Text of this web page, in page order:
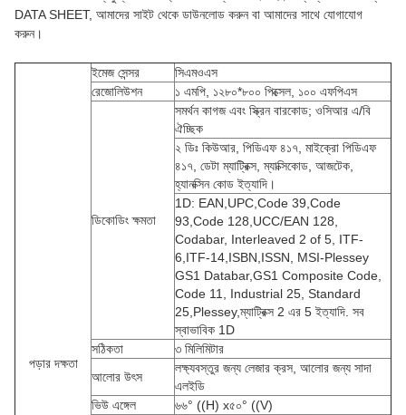
DATA SHEET, আমাদের সাইট থেকে ডাউনলোড করুন বা আমাদের সাথে যোগাযোগ
করুন।
পড়ার দক্ষতা
ইমেজ সেন্সর
সিএমওএস
রেজোলিউশন
১ এমপি, ১২৮০*৮০০ পিক্সেল, ১০০ এফপিএস
ডিকোডিং ক্ষমতা
সমর্থন কাগজ এবং স্ক্রিন বারকোড; ওসিআর এ/বি
ঐচ্ছিক
২ ডিঃ কিউআর, পিডিএফ ৪১৭, মাইক্রো পিডিএফ
৪১৭, ডেটা ম্যাট্রিক্স, ম্যাক্সিকোড, আজটেক,
হ্যানক্সিন কোড ইত্যাদি।
1D: EAN,UPC,Code 39,Code
93,Code 128,UCC/EAN 128,
Codabar, Interleaved 2 of 5, ITF-
6,ITF-14,ISBN,ISSN, MSI-Plessey
GS1 Databar,GS1 Composite Code,
Code 11, Industrial 25, Standard
25,Plessey,ম্যাট্রিক্স 2 এর 5 ইত্যাদি. সব
স্বাভাবিক 1D
সঠিকতা
৩ মিলিমিটার
আলোর উৎস
লক্ষ্যবস্তুর জন্য লেজার ক্রস, আলোর জন্য সাদা
এলইডি
ভিউ এঙ্গেল
৬৬° ((H) x৫০° ((V)